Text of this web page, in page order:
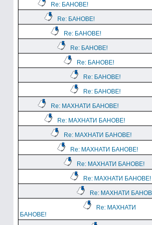
Re: БАНОВЕ!
Re: БАНОВЕ!
Re: БАНОВЕ!
Re: БАНОВЕ!
Re: БАНОВЕ!
Re: БАНОВЕ!
Re: БАНОВЕ!
Re: МАХНАТИ БАНОВЕ!
Re: МАХНАТИ БАНОВЕ!
Re: МАХНАТИ БАНОВЕ!
Re: МАХНАТИ БАНОВЕ!
Re: МАХНАТИ БАНОВЕ!
Re: МАХНАТИ БАНОВЕ!
Re: МАХНАТИ
Re: МАХНАТИ
БАНОВЕ!